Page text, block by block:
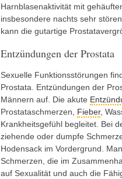
Harnblasenaktivität mit
insbesondere nachts sehr
kann die gutartige
Entzündungen der Prostata
Sexuelle Funktionsstörungen
Prostata. Entzündungen der
Männern auf. Die akute
Prostataschmerzen, Fieber,
Krankheitsgefühl begleitet. Bei
ziehende oder dumpfe
Hodensack im Vordergrund.
Schmerzen, die im
auf Sexualität und auch die